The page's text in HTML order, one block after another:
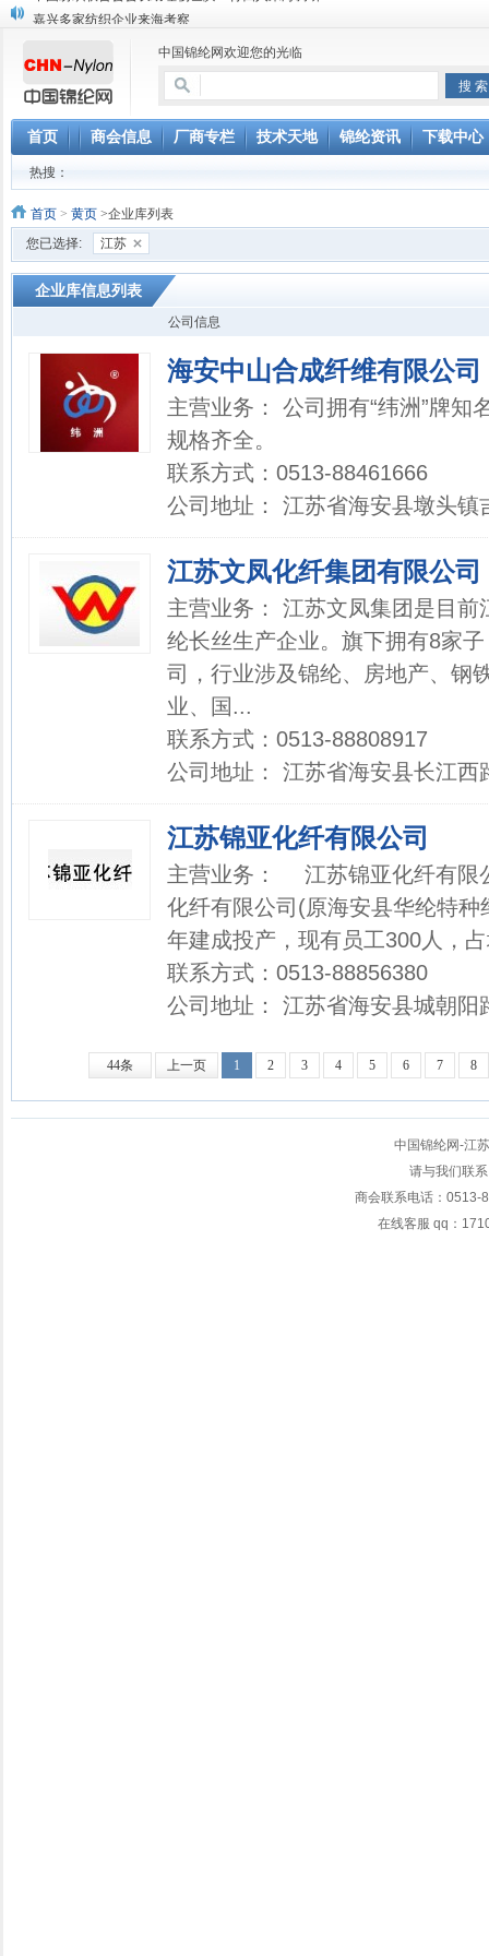
​嘉兴多家纺织企业来海考察
中国纺织联合会会长助理杨世滨一行四人来海调研
中国锦纶网欢迎您的光临
首页 商会信息 厂商专栏 技术天地 锦纶资讯 下载中心
热搜：
首页 > 黄页 >企业库列表
您已选择:
江苏
企业库信息列表
公司信息
海安中山合成纤维有限公司
主营业务： 公司拥有“纬洲”牌知
规格齐全。
联系方式：0513-88461666
公司地址： 江苏省海安县墩头镇
江苏文凤化纤集团有限公司
主营业务： 江苏文凤集团是目前
纶长丝生产企业。旗下拥有8家
司，行业涉及锦纶、房地产、钢
业、国...
联系方式：0513-88808917
公司地址： 江苏省海安县长江西
江苏锦亚化纤有限公司
主营业务： 江苏锦亚化纤有限
化纤有限公司(原海安县华纶特种
年建成投产，现有员工300人，
联系方式：0513-88856380
公司地址： 江苏省海安县城朝阳
44条 上一页 1 2 3 4 5 6 7 8
中国锦纶网-江
请与我们联
商会联系电话：
在线客服 qq：